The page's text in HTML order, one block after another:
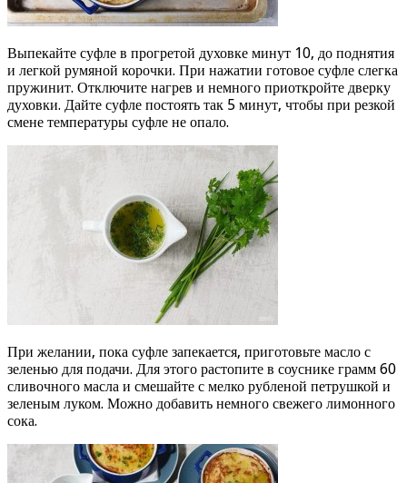
Выпекайте суфле в прогретой духовке минут 10, до поднятия
и легкой румяной корочки. При нажатии готовое суфле слегка
пружинит. Отключите нагрев и немного приоткройте дверку
духовки. Дайте суфле постоять так 5 минут, чтобы при резкой
смене температуры суфле не опало.
При желании, пока суфле запекается, приготовьте масло с
зеленью для подачи. Для этого растопите в соуснике грамм 60
сливочного масла и смешайте с мелко рубленой петрушкой и
зеленым луком. Можно добавить немного свежего лимонного
сока.